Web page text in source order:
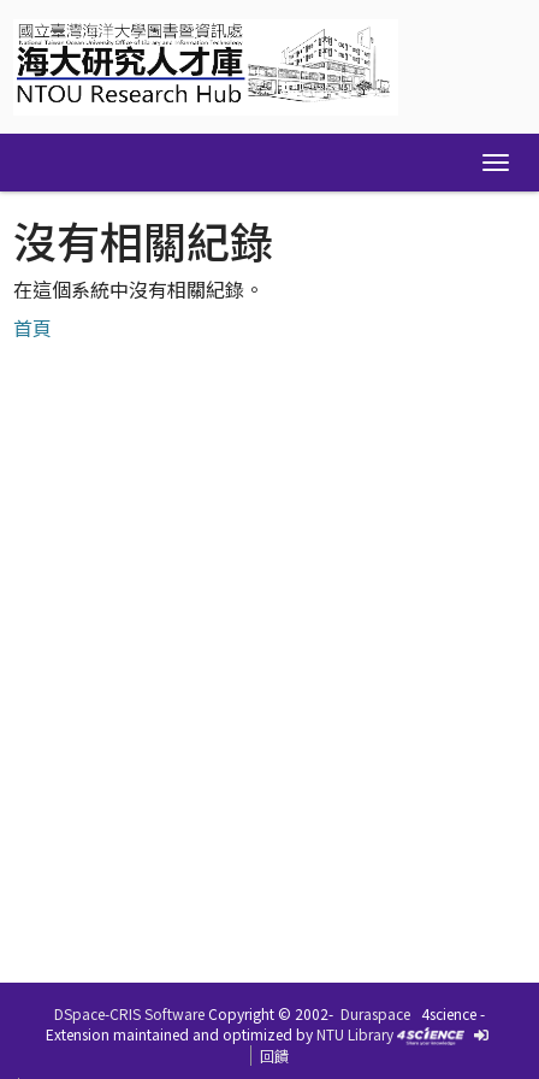
navigation
沒有相關紀錄
在這個系統中沒有相關紀錄。
首頁
DSpace-CRIS SoftwareCopyright © 2002- Duraspace 4science -
Extension maintained and optimized byNTU Library
回饋